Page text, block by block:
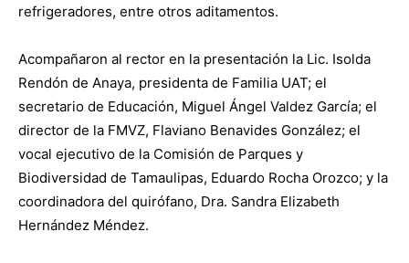
refrigeradores, entre otros aditamentos.
Acompañaron al rector en la presentación la Lic. Isolda
Rendón de Anaya, presidenta de Familia UAT; el
secretario de Educación, Miguel Ángel Valdez García; el
director de la FMVZ, Flaviano Benavides González; el
vocal ejecutivo de la Comisión de Parques y
Biodiversidad de Tamaulipas, Eduardo Rocha Orozco; y la
coordinadora del quirófano, Dra. Sandra Elizabeth
Hernández Méndez.